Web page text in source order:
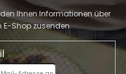
Ihnen Informationen über
E-Shop zusenden.